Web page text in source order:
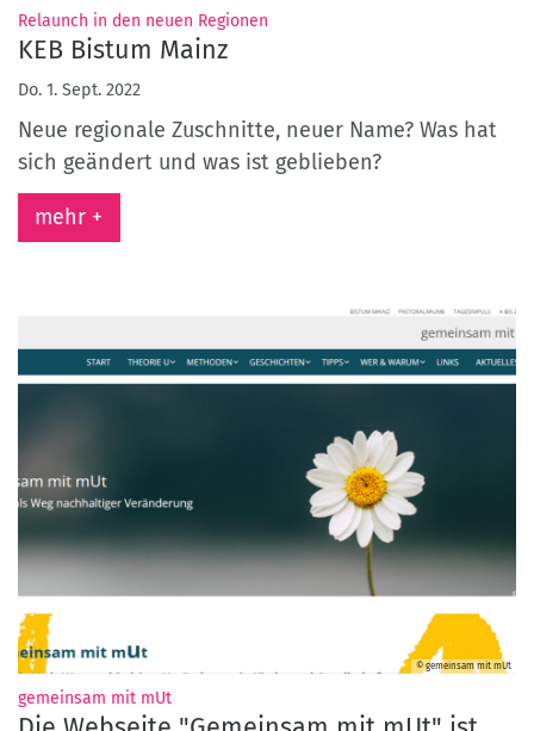
Relaunch in den neuen Regionen
KEB Bistum Mainz
Do. 1. Sept. 2022
Neue regionale Zuschnitte, neuer Name? Was hat
sich geändert und was ist geblieben?
mehr +
© gemeinsam mit mUt
gemeinsam mit mUt: